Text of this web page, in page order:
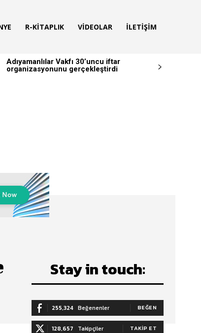
R-KITAPLIK VIDEOLAR İLETIŞIM
Adıyamanlılar Vakfı 30’uncu iftar
organizasyonunu gerçekleştirdi
Stay in touch:
255,324 Beğenenler BEĞEN
128,657 Takipçiler TAKIP ET